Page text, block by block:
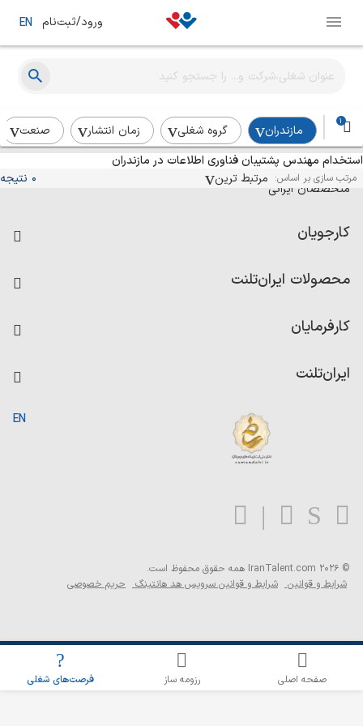
ورود/ثبت‌نام EN
1
مازندران گروه شغلی زمان انتشار
صنعت
استخدام مهندس پشتیبان فناوری اطلاعات در مازندران
مرتب سازی بر اساس: مرتبط ترین 0 نتیجه
اطلاع‌رسانی شغلی را برای این جستجو فعال کنید
آگهی‌های استخدام و همکاری برای
متخصصان ایرانی
کارجویان
رزومه ساز
امتیاز شرکت‌ها
محصولات ایران‌تلنت
کاردیکس
کارفرمایان
ایران‌تلنت
بلاگ
EN
© 2026 IranTalent.com
همه حقوق محفوظ است.
شرایط و قوانین شرایط و قوانین سرویس هد هانتینگ حریم خصوصی
صفحه اصلی رزومه ساز فرصت‌های شغلی